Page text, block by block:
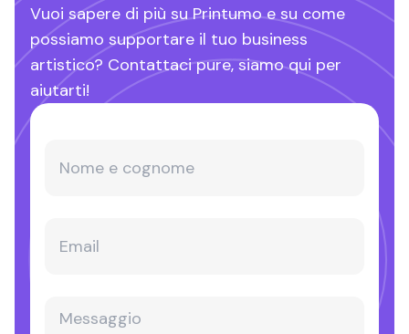
Vuoi sapere di più su Printumo e su come
possiamo supportare il tuo business
artistico? Contattaci pure, siamo qui per
aiutarti!